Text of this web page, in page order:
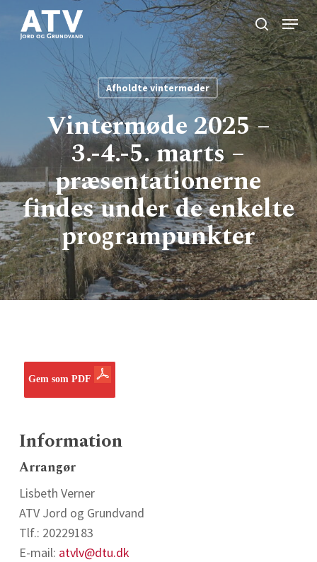
search
Menu
Afholdte vintermøder
Vintermøde 2025 –
3.-4.-5. marts –
præsentationerne
findes under de enkelte
programpunkter
Gem som PDF
Information
Arrangør
Lisbeth Verner
ATV Jord og Grundvand
Tlf.: 20229183
E-mail: atvlv@dtu.dk
Close
Menu